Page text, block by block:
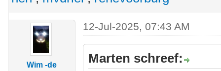
Wim -de
12-Jul-2025, 07:43 AM
Marten schreef: